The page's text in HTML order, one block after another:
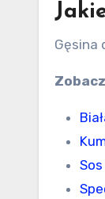
Gęsina